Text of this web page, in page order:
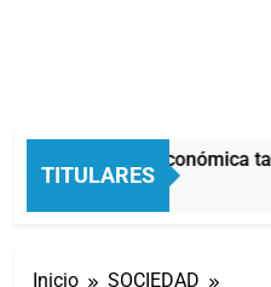
TITULARES
La crisis económica
7 Horas Atrás
Inicio
SOCIEDAD